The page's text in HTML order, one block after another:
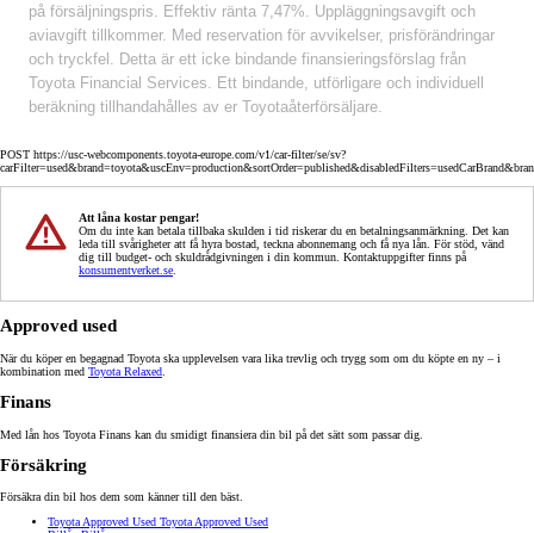
på försäljningspris. Effektiv ränta 7,47%. Uppläggningsavgift och
aviavgift tillkommer. Med reservation för avvikelser, prisförändringar
och tryckfel. Detta är ett icke bindande finansieringsförslag från
Toyota Financial Services. Ett bindande, utförligare och individuell
beräkning tillhandahålles av er Toyotaåterförsäljare.
POST https://usc-webcomponents.toyota-europe.com/v1/car-filter/se/sv?
Att låna kostar pengar!
Om du inte kan betala tillbaka skulden i tid riskerar du en betalningsanmärkning. Det kan
leda till svårigheter att få hyra bostad, teckna abonnemang och få nya lån. För stöd, vänd
dig till budget- och skuldrådgivningen i din kommun. Kontaktuppgifter finns på
konsumentverket.se
Approved used
När du köper en begagnad Toyota ska upplevelsen vara lika trevlig och trygg som om du köpte en ny – i
kombination med Toyota Relaxed
Finans
Med lån hos Toyota Finans kan du smidigt finansiera din bil på det sätt som passar dig.
Försäkring
Försäkra din bil hos dem som känner till den bäst.
Toyota Approved Used Toyota Approved Used